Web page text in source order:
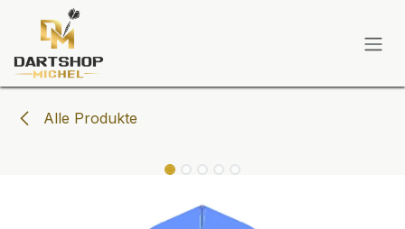
Zum Inhalt springen
Alle Produkte